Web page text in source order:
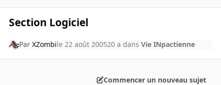
Section Logiciel
ParXZombile 22 août 200520 a dansVie INpactienne
Commencer un nouveau sujet